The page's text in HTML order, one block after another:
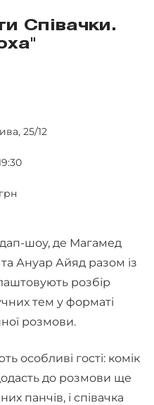
Співачки.
25/12
шоу, де Магамед
Ануар Айяд разом із
розбір
тем у форматі
розмови.
особливі гості: комік
до розмови ще
панчів, і співачка